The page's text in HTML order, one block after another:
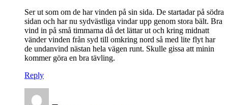
Ser ut som om de har vinden på sin sida. De startadar på södra
sidan och har nu sydvästliga vindar upp genom stora bält. Bra
vind in på små timmarna då det lättar ut och kring midnatt
vänder vinden från syd till omkring nord så med lite flyt har
de undanvind nästan hela vägen runt. Skulle gissa att minin
kommer göra en bra tävling.
Reply